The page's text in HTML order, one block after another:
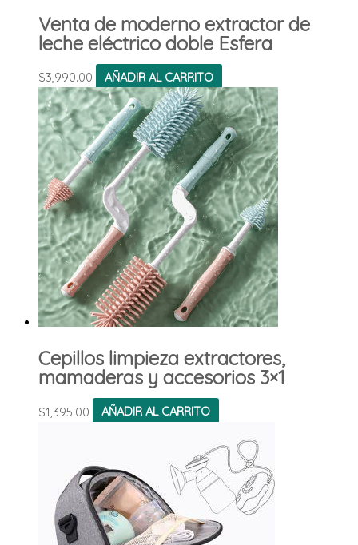
Venta de moderno extractor de
leche eléctrico doble Esfera
$3,990.00 AÑADIR AL CARRITO
Cepillos limpieza extractores,
mamaderas y accesorios 3×1
$1,395.00 AÑADIR AL CARRITO